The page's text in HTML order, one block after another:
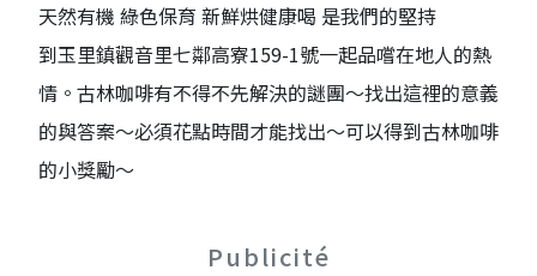
天然有機 綠色保育 新鮮烘健康喝 是我們的堅持
到玉里鎮觀音里七鄰高寮159-1號一起品嚐在地人的熱
情。古林咖啡有不得不先解決的謎團～找出這裡的意義
的與答案～必須花點時間才能找出～可以得到古林咖啡
的小獎勵～
Publicité